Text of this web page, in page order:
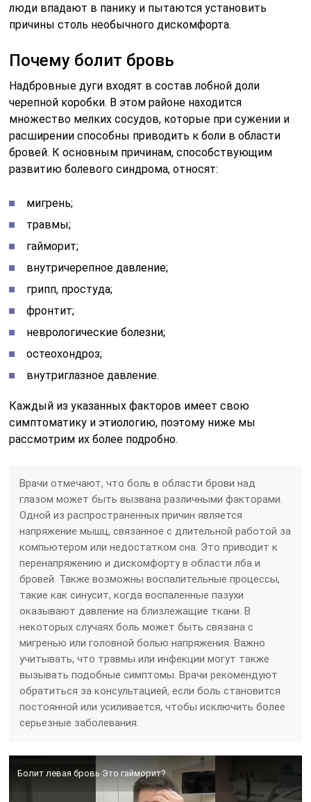
люди впадают в панику и пытаются установить
причины столь необычного дискомфорта.
Почему болит бровь
Надбровные дуги входят в состав лобной доли
черепной коробки. В этом районе находится
множество мелких сосудов, которые при сужении и
расширении способны приводить к боли в области
бровей. К основным причинам, способствующим
развитию болевого синдрома, относят:
мигрень;
травмы;
гайморит;
внутричерепное давление;
грипп, простуда;
фронтит;
неврологические болезни;
остеохондроз;
внутриглазное давление.
Каждый из указанных факторов имеет свою
симптоматику и этиологию, поэтому ниже мы
рассмотрим их более подробно.
Врачи отмечают, что боль в области брови над
глазом может быть вызвана различными факторами.
Одной из распространенных причин является
напряжение мышц, связанное с длительной работой за
компьютером или недостатком сна. Это приводит к
перенапряжению и дискомфорту в области лба и
бровей. Также возможны воспалительные процессы,
такие как синусит, когда воспаленные пазухи
оказывают давление на близлежащие ткани. В
некоторых случаях боль может быть связана с
мигренью или головной болью напряжения. Важно
учитывать, что травмы или инфекции могут также
вызывать подобные симптомы. Врачи рекомендуют
обратиться за консультацией, если боль становится
постоянной или усиливается, чтобы исключить более
серьезные заболевания.
Болит левая бровь Это гайморит?